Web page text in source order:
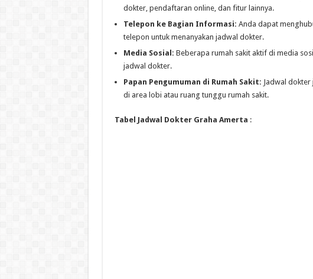
dokter, pendaftaran online, dan fitur lainnya.
Telepon ke Bagian Informasi: Anda dapat
telepon untuk menanyakan jadwal dokter.
Media Sosial: Beberapa rumah sakit aktif di media
jadwal dokter.
Papan Pengumuman di Rumah Sakit: Jadwal
di area lobi atau ruang tunggu rumah sakit.
Tabel Jadwal Dokter Graha Amerta :